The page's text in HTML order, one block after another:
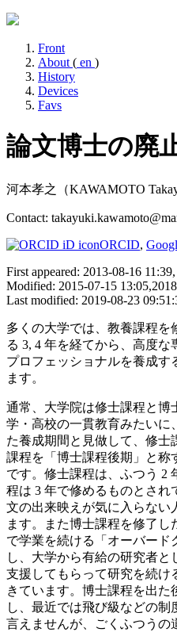
Front
About ( en )
History
Devices
Favs
論文博士の廃
河本孝之（KAWAMOTO
Contact:
ORCID,
First appeared: 2013-08-16 11:39,
Modified: 2015-07-15
Last modified: 2019-08-23
多くの大学では、教養課程を
る 3, 4 年を経てから、高度
プロフェッショナルを養成す
ます。
通常、大学院は修士課程と博
学・高校の一貫教育みたいに
た養成期間と見做して、修
課程を「博士課程後期」と称
です。修士課程は、ふつう 2
程は 3 年で修めるものとさ
文の出来映えが気に入らない
ます。また博士課程を修了
で学業を続ける「オーバード
し、大学から有給の研究者
支援してもらって研究を続け
きています。博士課程を出
し、最近では飛び級などの
言えませんが、ごくふつうの